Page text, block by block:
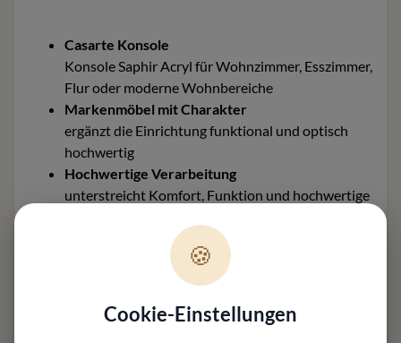
Casarte Konsole
Konsole Saphir Acryl für Wohnzimmer, Esszimmer,
Flur oder moderne Wohnbereiche
Markenmöbel mit Charakter
ergänzt die Einrichtung funktional und optisch
hochwertig
Hochwertige Verarbeitung
unterstreicht Komfort, Funktion und hochwertige
Maße ca. 60 x 70 x 50 cm
helfen bei Planung, Stellfläche und Raumwirkung
Material und Ausführung
passend zur Einrichtung und zum gewünschten
Einsatzbereich abstimmbar
🍪
Cookie-Einstellungen